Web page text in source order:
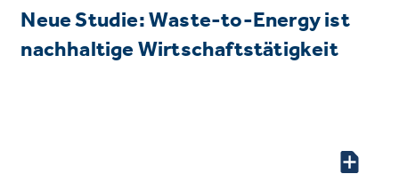
Neue Studie: Waste-to-Energy ist
nachhaltige Wirtschaftstätigkeit